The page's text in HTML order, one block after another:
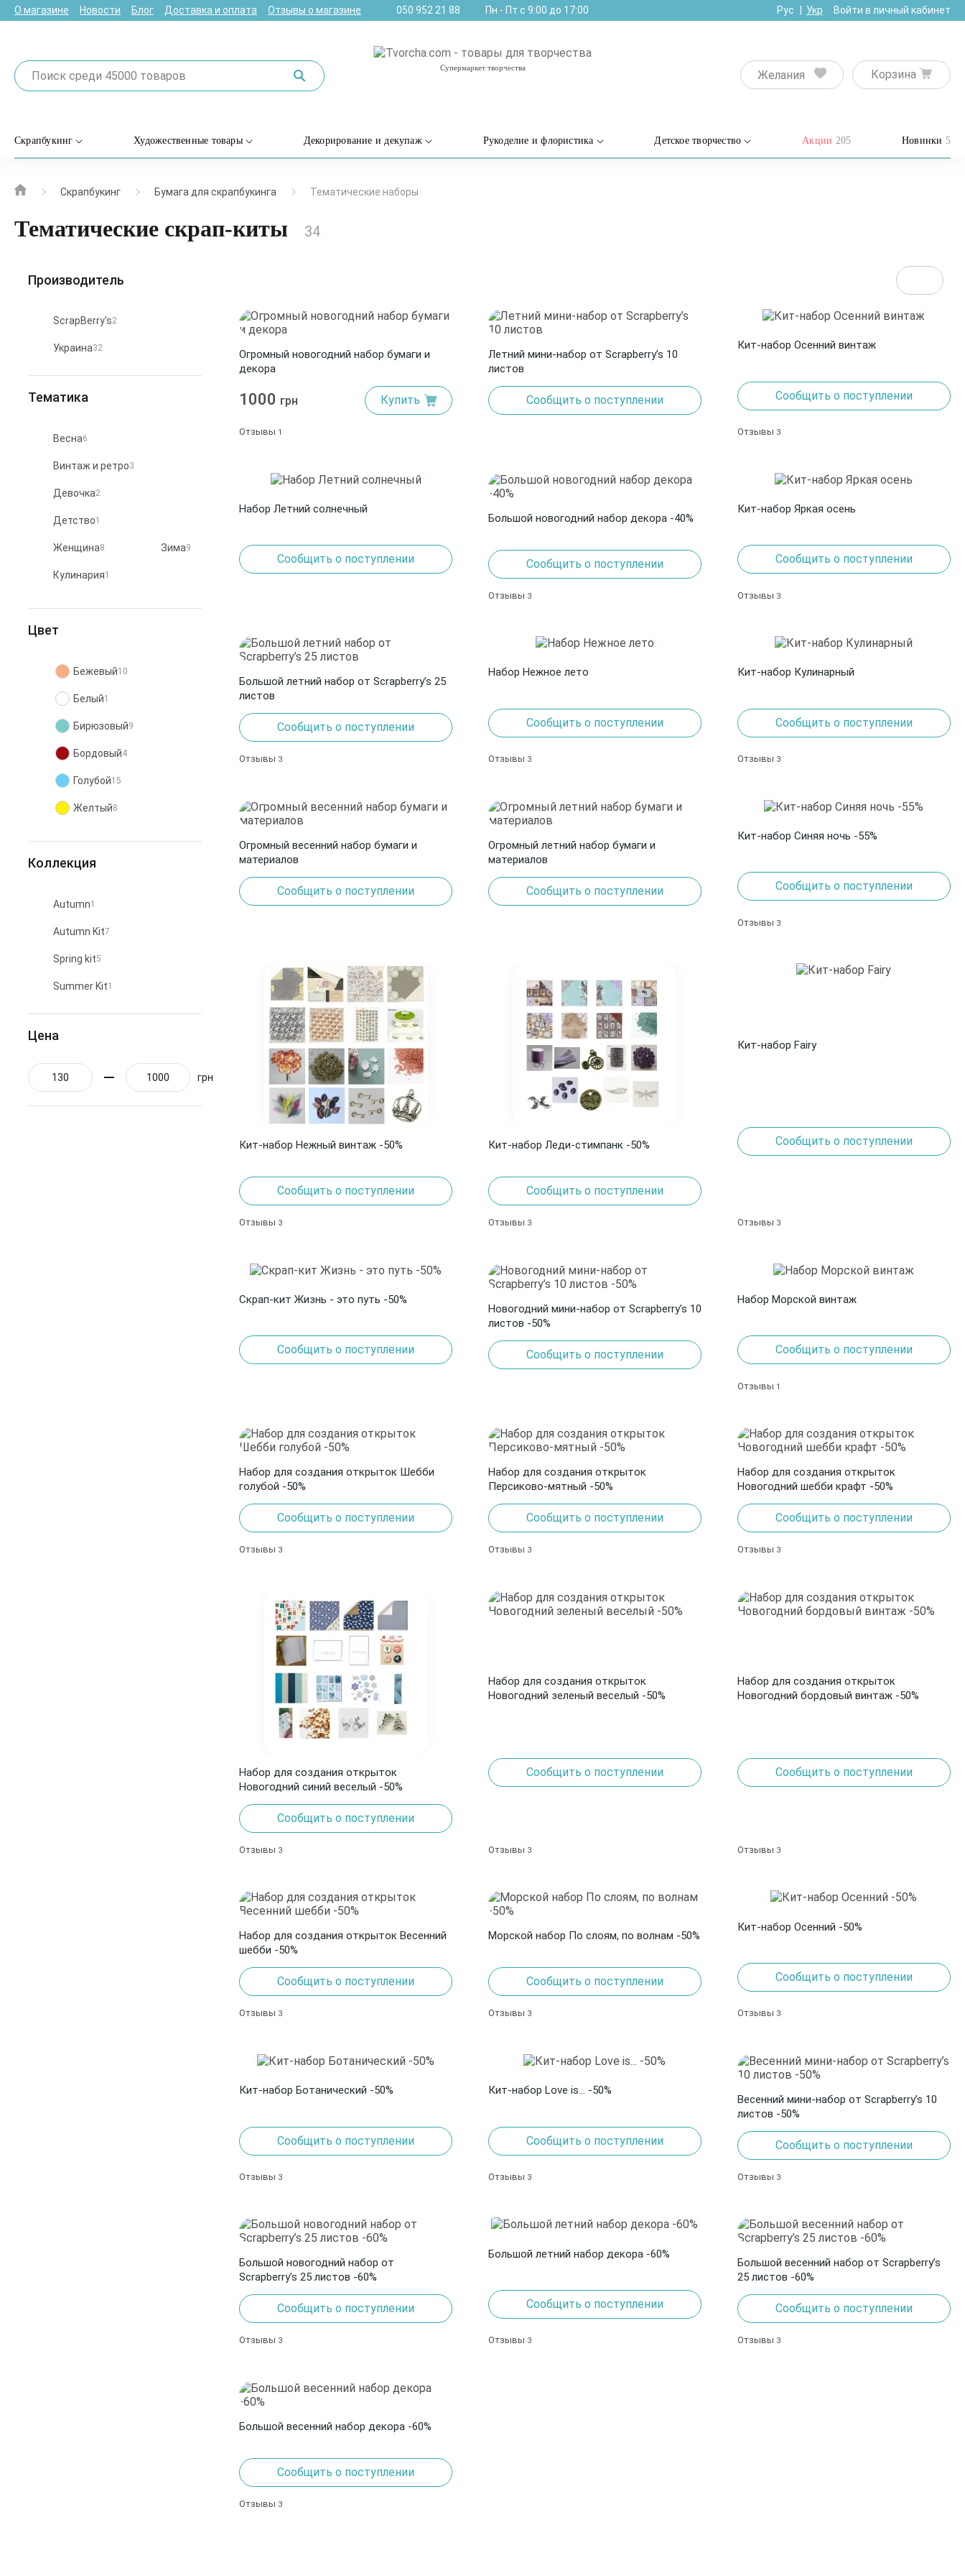
О магазине Новости Блог Доставка и оплата Отзывы о магазине 050 952 21 88 Пн - Пт с 9:00 до 17:00 Рус Укр Войти в личный кабинет
Супермаркет творчества
Желания Корзина
Скрапбукинг Художественные товары Декорирование и декупаж Рукоделие и флористика Детское творчество Акции 205 Новинки 5
Скрапбукинг Бумага для скрапбукинга Тематические наборы
Тематические скрап-киты 34
Производитель
ScrapBerry's2
Украина32
Тематика
Весна6
Винтаж и ретро3
Девочка2
Детство1
Женщина8 Зима9
Кулинария1
Мужчина
Цвет
Бежевый10
Белый1
Бирюзовый9
Бордовый4
Голубой15
Желтый8
Золото
Синий 10
Сиреневый1
Коллекция
Autumn1
Autumn Kit7
Spring kit5
Summer Kit1
Цена
грн
Огромный новогодний набор бумаги и
декора
1000 грн Купить
Отзывы 1
Летний мини-набор от Scrapberry’s 10
листов
Сообщить о поступлении
Кит-набор Осенний винтаж
Сообщить о поступлении
Отзывы 3
Набор Летний солнечный
Сообщить о поступлении
Большой новогодний набор декора -40%
Сообщить о поступлении
Отзывы 3
Кит-набор Яркая осень
Сообщить о поступлении
Отзывы 3
Большой летний набор от Scrapberry’s 25
листов
Сообщить о поступлении
Отзывы 3
Набор Нежное лето
Сообщить о поступлении
Отзывы 3
Кит-набор Кулинарный
Сообщить о поступлении
Отзывы 3
Огромный весенний набор бумаги и
материалов
Сообщить о поступлении
Огромный летний набор бумаги и
материалов
Сообщить о поступлении
Кит-набор Синяя ночь -55%
Сообщить о поступлении
Отзывы 3
Кит-набор Нежный винтаж -50%
Сообщить о поступлении
Отзывы 3
Кит-набор Леди-стимпанк -50%
Сообщить о поступлении
Отзывы 3
Кит-набор Fairy
Сообщить о поступлении
Отзывы 3
Скрап-кит Жизнь - это путь -50%
Сообщить о поступлении
Новогодний мини-набор от Scrapberry’s 10
листов -50%
Сообщить о поступлении
Набор Морской винтаж
Сообщить о поступлении
Отзывы 1
Набор для создания открыток Шебби
голубой -50%
Сообщить о поступлении
Отзывы 3
Набор для создания открыток
Персиково-мятный -50%
Сообщить о поступлении
Отзывы 3
Набор для создания открыток
Новогодний шебби крафт -50%
Сообщить о поступлении
Отзывы 3
Набор для создания открыток
Новогодний синий веселый -50%
Сообщить о поступлении
Отзывы 3
Набор для создания открыток
Новогодний зеленый веселый -50%
Сообщить о поступлении
Отзывы 3
Набор для создания открыток
Новогодний бордовый винтаж -50%
Сообщить о поступлении
Отзывы 3
Набор для создания открыток Весенний
шебби -50%
Сообщить о поступлении
Отзывы 3
Морской набор По слоям, по волнам -50%
Сообщить о поступлении
Отзывы 3
Кит-набор Осенний -50%
Сообщить о поступлении
Отзывы 3
Кит-набор Ботанический -50%
Сообщить о поступлении
Отзывы 3
Кит-набор Love is... -50%
Сообщить о поступлении
Отзывы 3
Весенний мини-набор от Scrapberry’s 10
листов -50%
Сообщить о поступлении
Отзывы 3
Большой новогодний набор от
Scrapberry’s 25 листов -60%
Сообщить о поступлении
Отзывы 3
Большой летний набор декора -60%
Сообщить о поступлении
Отзывы 3
Большой весенний набор от Scrapberry’s
25 листов -60%
Сообщить о поступлении
Отзывы 3
Большой весенний набор декора -60%
Сообщить о поступлении
Отзывы 3